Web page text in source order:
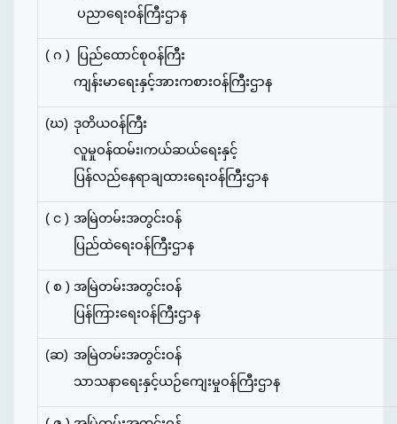
ပညာရေးဝန်ကြီးဌာန
( ဂ ) ပြည်ထောင်စုဝန်ကြီး
ကျန်းမာရေးနှင့်အားကစားဝန်ကြီးဌာန
(ဃ) ဒုတိယဝန်ကြီး
လူမှုဝန်ထမ်း၊ကယ်ဆယ်ရေးနှင့်
ပြန်လည်နေရာချထားရေးဝန်ကြီးဌာန
( င ) အမြဲတမ်းအတွင်းဝန်
ပြည်ထဲရေးဝန်ကြီးဌာန
( စ ) အမြဲတမ်းအတွင်းဝန်
ပြန်ကြားရေးဝန်ကြီးဌာန
(ဆ) အမြဲတမ်းအတွင်းဝန်
သာသနာရေးနှင့်ယဉ်ကျေးမှုဝန်ကြီးဌာန